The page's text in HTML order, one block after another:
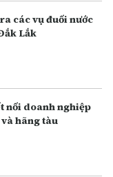
các vụ đuối nước
Lắk
nối doanh nghiệp
hãng tàu